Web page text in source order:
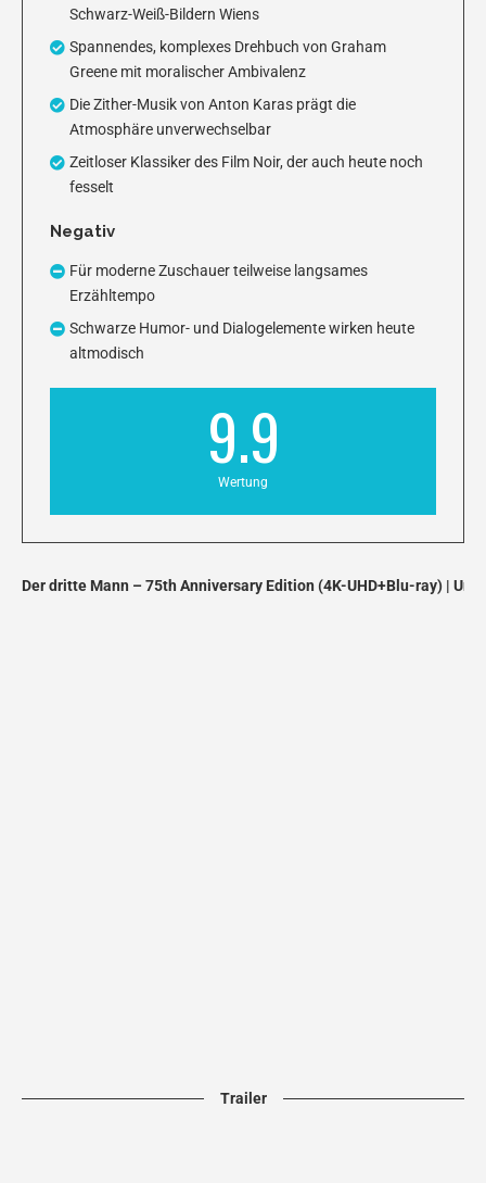
Schwarz-Weiß-Bildern Wiens
Spannendes, komplexes Drehbuch von Graham
Greene mit moralischer Ambivalenz
Die Zither-Musik von Anton Karas prägt die
Atmosphäre unverwechselbar
Zeitloser Klassiker des Film Noir, der auch heute noch
fesselt
Negativ
Für moderne Zuschauer teilweise langsames
Erzähltempo
Schwarze Humor- und Dialogelemente wirken heute
altmodisch
9.9
Wertung
Der dritte Mann – 75th Anniversary Edition (4K-UHD+Blu-ray) |
Trailer